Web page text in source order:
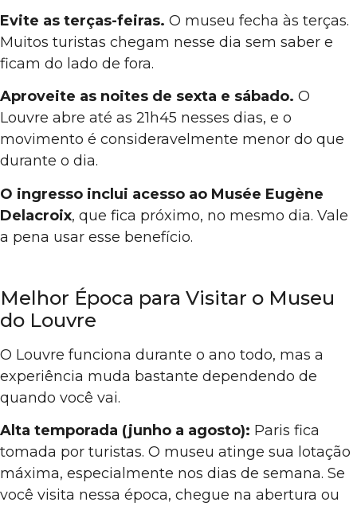
Evite as terças-feiras. O museu fecha às terças.
Muitos turistas chegam nesse dia sem saber e
ficam do lado de fora.
Aproveite as noites de sexta e sábado. O
Louvre abre até as 21h45 nesses dias, e o
movimento é consideravelmente menor do que
durante o dia.
O ingresso inclui acesso ao Musée Eugène
Delacroix, que fica próximo, no mesmo dia. Vale
a pena usar esse benefício.
Melhor Época para Visitar o Museu
do Louvre
O Louvre funciona durante o ano todo, mas a
experiência muda bastante dependendo de
quando você vai.
Alta temporada (junho a agosto): Paris fica
tomada por turistas. O museu atinge sua lotação
máxima, especialmente nos dias de semana. Se
você visita nessa época, chegue na abertura ou